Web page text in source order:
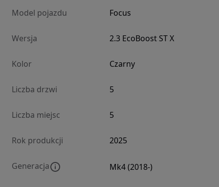
Model pojazdu Focus
Wersja 2.3 EcoBoost ST X
Kolor Czarny
Liczba drzwi 5
Liczba miejsc 5
Rok produkcji 2025
Generacja Mk4 (2018-)